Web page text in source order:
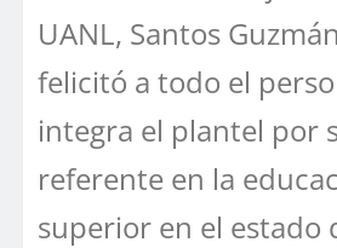
UANL, Santos
felicitó a todo el
integra el plantel por
referente en la
superior en el estado